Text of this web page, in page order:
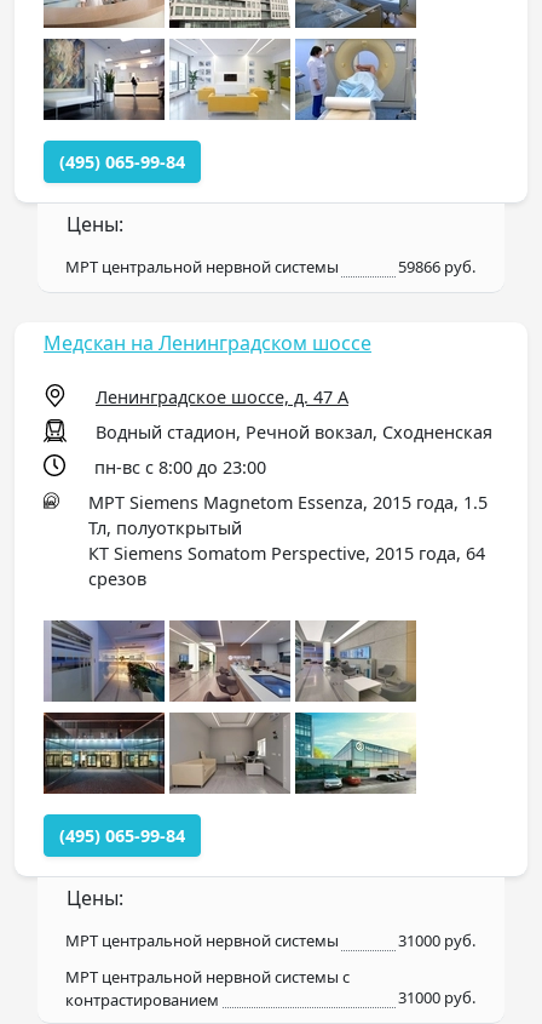
(495) 065-99-84
Цены:
МРТ центральной нервной системы 59866 руб.
Медскан на Ленинградском шоссе
Ленинградское шоссе, д. 47 А
Водный стадион, Речной вокзал, Сходненская
пн-вс с 8:00 до 23:00
МРТ Siemens Magnetom Essenza, 2015 года, 1.5
Тл, полуоткрытый
КТ Siemens Somatom Perspective, 2015 года, 64
срезов
(495) 065-99-84
Цены:
МРТ центральной нервной системы
31000 руб.
МРТ центральной нервной системы с
контрастированием
31000 руб.